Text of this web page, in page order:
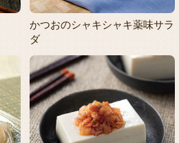
かつおのシャキシャキ薬味サラ
ダ